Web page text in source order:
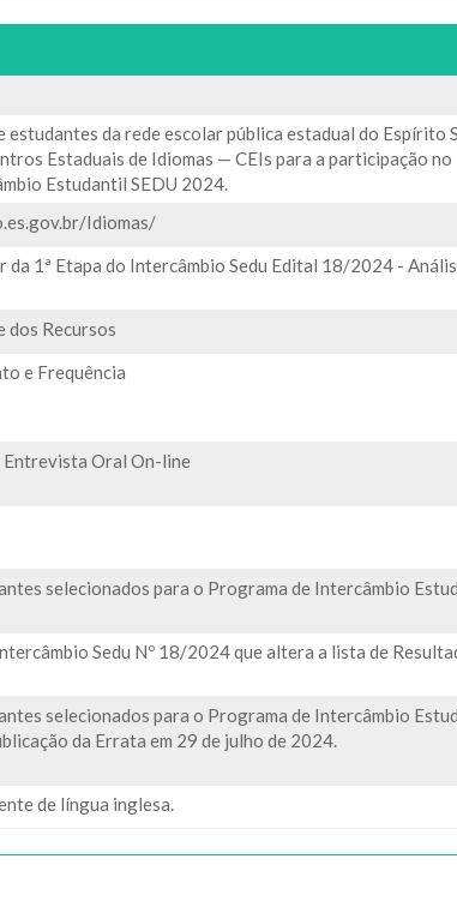
estudantes da rede escolar pública estadual do Espírito
Estaduais de Idiomas — CEIs para a participação no
Estudantil SEDU 2024.
Idiomas/
da 1ª Etapa do Intercâmbio Sedu Edital 18/2024 -
dos Recursos
e Frequência
Oral On-line
selecionados para o Programa de Intercâmbio
Sedu Nº 18/2024 que altera a lista de
selecionados para o Programa de Intercâmbio
da Errata em 29 de julho de 2024.
de língua inglesa.